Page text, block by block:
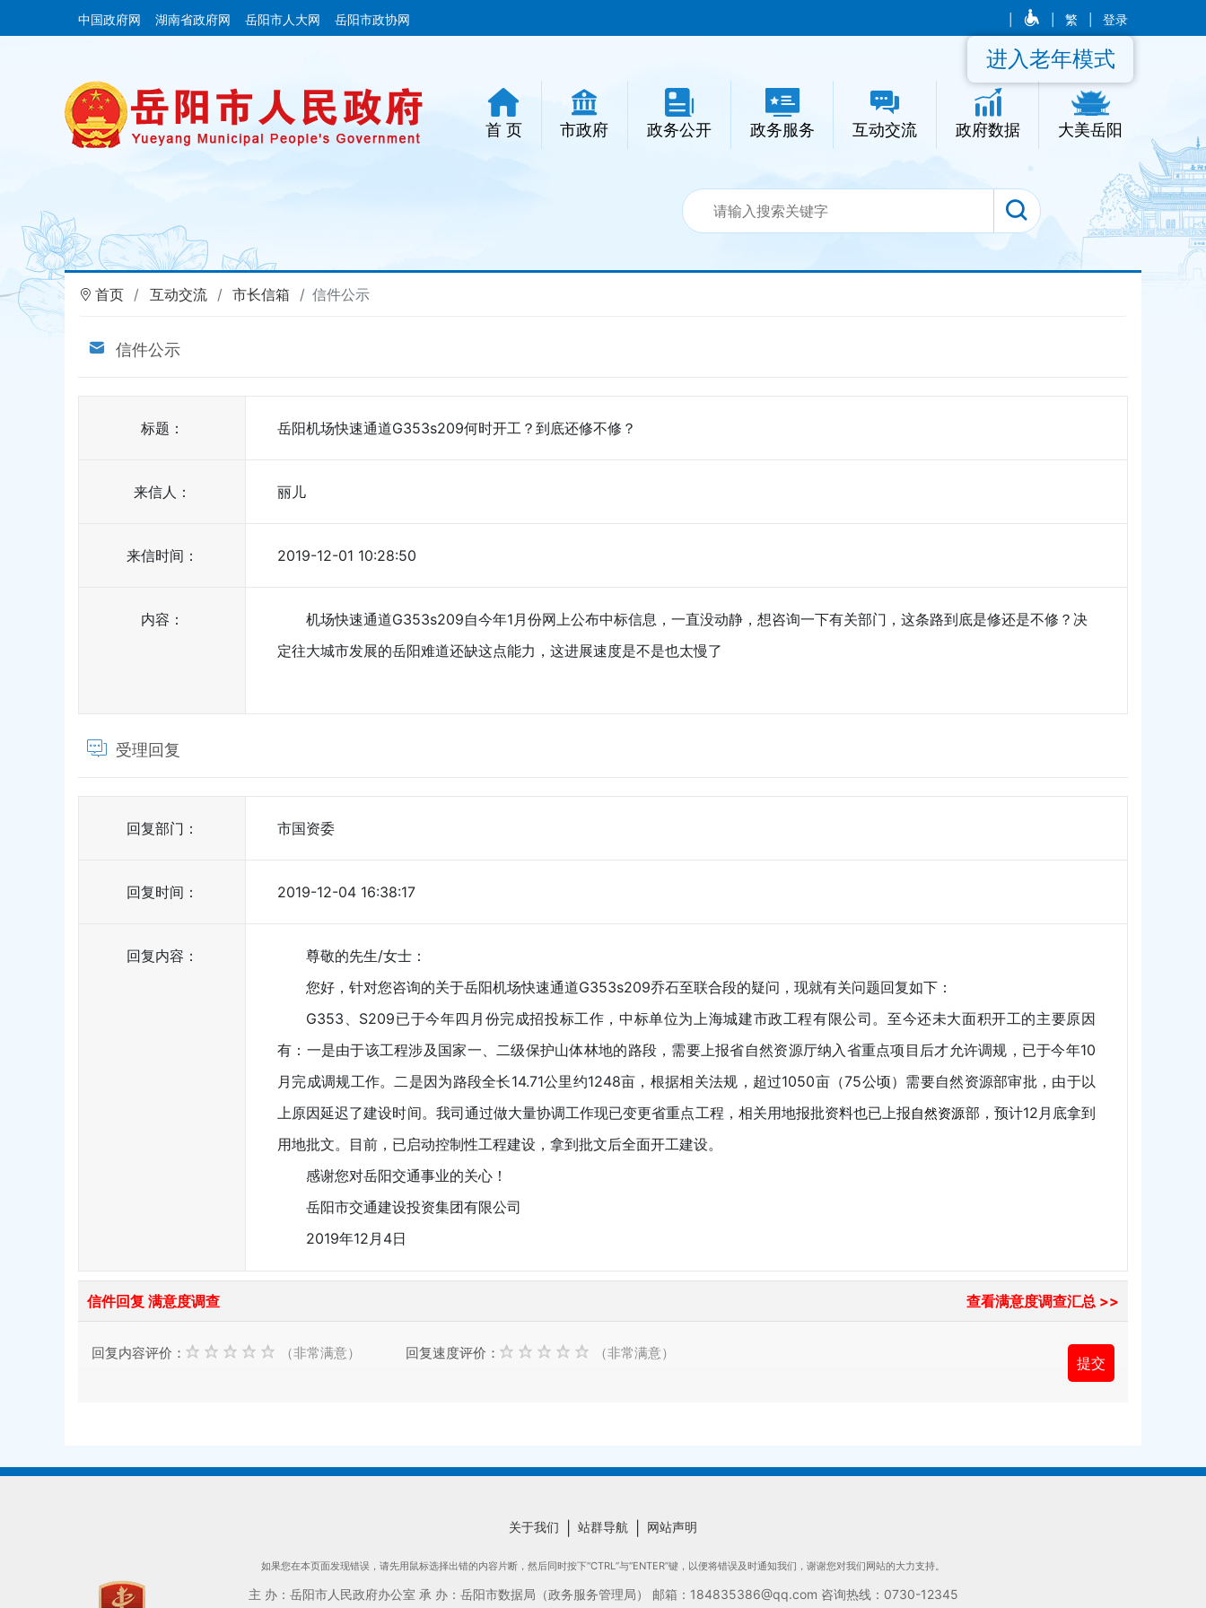
中国政府网 湖南省政府网 岳阳市人大网 岳阳市政协网 繁 登录
首 页 市政府 政务公开 政务服务 互动交流 政府数据 大美岳阳
进入老年模式
首页 互动交流 市长信箱 信件公示
信件公示
标题： 岳阳机场快速通道G353s209何时开工？到底还修不修？
来信人： 丽儿
来信时间： 2019-12-01 10:28:50
内容：
机场快速通道G353s209自今年1月份网上公布中标信息，一直没动静，想咨询一下有关部门，这条路到底是修还是不修？决
定往大城市发展的岳阳难道还缺这点能力，这进展速度是不是也太慢了
受理回复
回复部门： 市国资委
回复时间： 2019-12-04 16:38:17
回复内容：
尊敬的先生/女士：
您好，针对您咨询的关于岳阳机场快速通道G353s209乔石至联合段的疑问，现就有关问题回复如下：
G353、S209已于今年四月份完成招投标工作，中标单位为上海城建市政工程有限公司。至今还未大面积开工的主要原因
有：一是由于该工程涉及国家一、二级保护山体林地的路段，需要上报省自然资源厅纳入省重点项目后才允许调规，已于今年10
月完成调规工作。二是因为路段全长14.71公里约1248亩，根据相关法规，超过1050亩（75公顷）需要自然资源部审批，由于以
上原因延迟了建设时间。我司通过做大量协调工作现已变更省重点工程，相关用地报批资料也已上报自然资源部，预计12月底拿到
用地批文。目前，已启动控制性工程建设，拿到批文后全面开工建设。
感谢您对岳阳交通事业的关心！
岳阳市交通建设投资集团有限公司
2019年12月4日
信件回复 满意度调查 查看满意度调查汇总 >>
回复内容评价： （非常满意） 回复速度评价： （非常满意）
关于我们 站群导航 网站声明
如果您在本页面发现错误，请先用鼠标选择出错的内容片断，然后同时按下“CTRL”与“ENTER”键，以便将错误及时通知我们，谢谢您对我们网站的大力支持。
主 办：岳阳市人民政府办公室 承 办：岳阳市数据局（政务服务管理局） 邮箱：184835386@qq.com 咨询热线：0730-12345